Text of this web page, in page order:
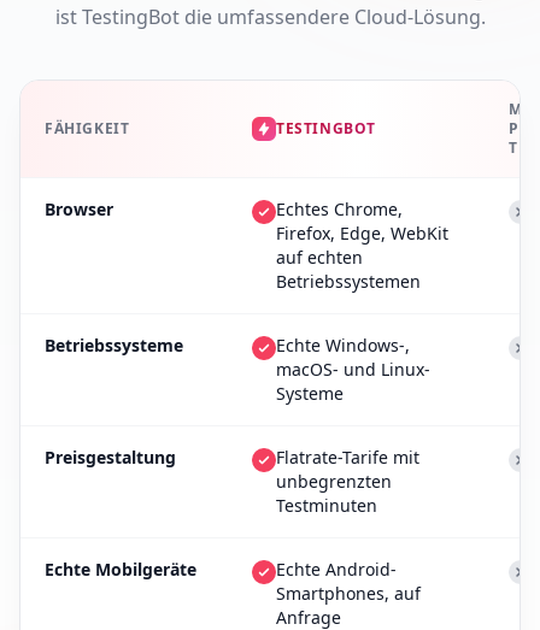
ist TestingBot die umfassendere Cloud-Lösung.
FÄHIGKEIT TESTINGBOT
Browser
Echtes Chrome,
Firefox, Edge, WebKit
auf echten
Betriebssystemen
Betriebssysteme
Echte Windows-,
macOS- und Linux-
Systeme
Preisgestaltung
Flatrate-Tarife mit
unbegrenzten
Testminuten
Echte Mobilgeräte
Echte Android-
Smartphones, auf
Anfrage